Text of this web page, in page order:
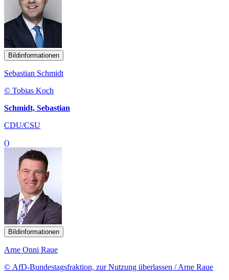
Bildinformationen
Sebastian Schmidt
© Tobias Koch
Schmidt, Sebastian
CDU/CSU
()
Bildinformationen
Arne Onni Raue
© AfD-Bundestagsfraktion, zur Nutzung überlassen / Arne Raue